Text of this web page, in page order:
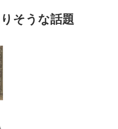
そうな話題